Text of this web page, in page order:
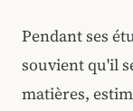
Pendant ses
souvient qu'il
matières,